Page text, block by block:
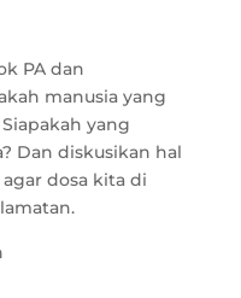
PA dan
manusia yang
yang
Dan diskusikan hal
dosa kita di